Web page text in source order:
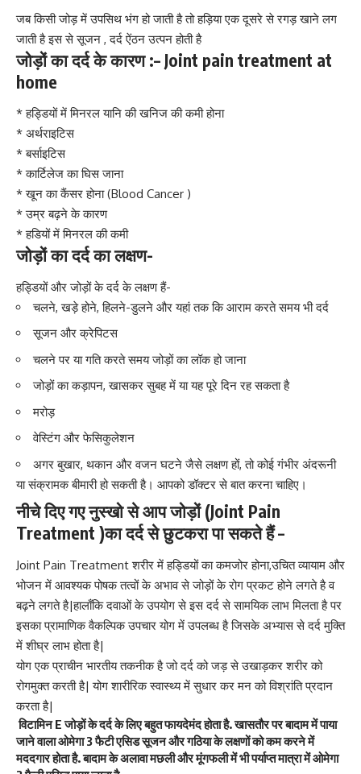
जब किसी जोड़ में उपसिथ भंग हो जाती है तो हड़िया एक दूसरे से रगड़ खाने लग
जाती है इस से सूजन , दर्द ऐंठन उत्पन होती है
जोड़ों का दर्द के कारण :– Joint pain treatment at
home
* हड्डियों में मिनरल यानि की खनिज की कमी होना
* अर्थराइटिस
* बर्साइटिस
* कार्टिलेज का घिस जाना
* खून काकैंसरहोना (Blood Cancer )
* उम्र बढ़ने के कारण
* हडियों में मिनरल की कमी
जोड़ों का दर्द का लक्षण-
हड्डियों और जोड़ों के दर्द के लक्षण हैं-
चलने, खड़े होने, हिलने-डुलने और यहां तक कि आराम करते समय भी दर्द
सूजन और क्रेपिटस
चलने पर या गति करते समय जोड़ों का लॉक हो जाना
जोड़ों का कड़ापन, खासकर सुबह में या यह पूरे दिन रह सकता है
मरोड़
वेस्टिंग और फेसिकुलेशन
अगर बुखार, थकान और वजन घटने जैसे लक्षण हों, तो कोई गंभीर अंदरूनी
या संक्रामक बीमारी हो सकती है। आपको डॉक्टर से बात करना चाहिए।
नीचे दिए गए नुस्खो से आप जोड़ों (Joint Pain
Treatment )का दर्द से छुटकरा पा सकते हैं –
Joint Pain Treatment शरीर में हड्डियों का कमजोर होना,उचित व्यायाम और
भोजन में आवश्यक पोषक तत्वों के अभाव से जोड़ों के रोग प्रकट होने लगते है व
बढ़ने लगते है|हालाँकि दवाओं के उपयोग से इस दर्द से सामयिक लाभ मिलता है पर
इसका प्रामाणिक वैकल्पिक उपचार योग में उपलब्ध है जिसके अभ्यास से दर्द मुक्ति
में शीघ्र लाभ होता है|
योग एक प्राचीन भारतीय तकनीक है जो दर्द को जड़ से उखाड़कर शरीर को
रोगमुक्त करती है| योग शारीरिक स्वास्थ्य में सुधार कर मन को विश्रांति प्रदान
करता है|
विटामिन E जोड़ों के दर्द के लिए बहुत फायदेमंद होता है. खासतौर पर बादाम में पाया
जाने वाला ओमेगा 3 फैटी एसिड सूजन और गठिया के लक्षणों को कम करने में
मददगार होता है. बादाम के अलावा मछली और मूंगफली में भी पर्याप्त मात्रा में ओमेगा